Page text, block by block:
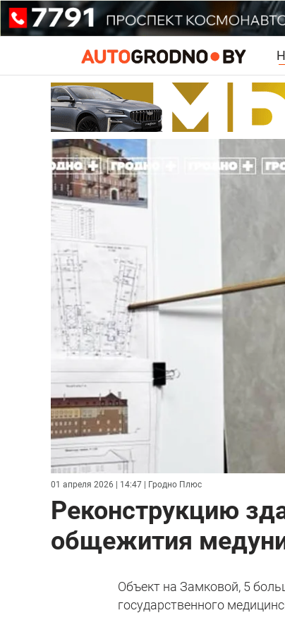
01 апреля 2026 | 14:47 | Гродно Плюс
Реконструкцию
общежития
Объект на Замковой, 5
государственного